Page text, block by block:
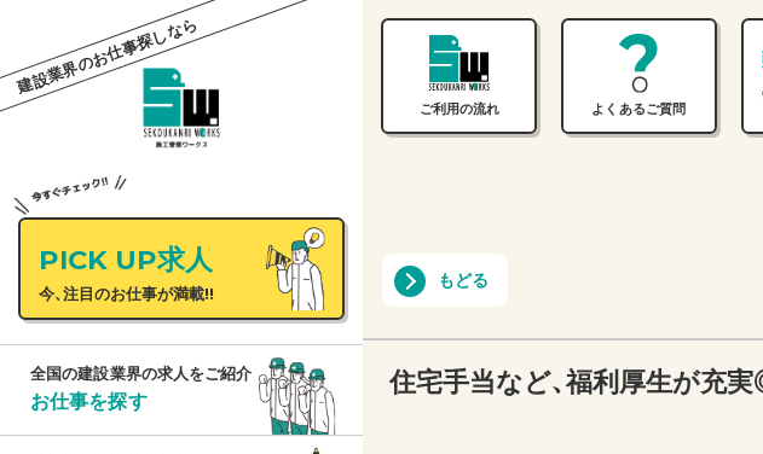
ご利用の流れ よくあるご質問
もどる
住宅手当など、福利厚生が充
建設業界のお仕事探しなら
PICK UP求人
今、注目のお仕事が満載!!
全国の建設業界の求人をご紹介
お仕事を探す